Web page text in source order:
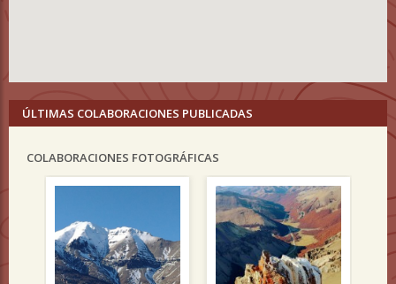
ÚLTIMAS COLABORACIONES PUBLICADAS
COLABORACIONES FOTOGRÁFICAS
Previous